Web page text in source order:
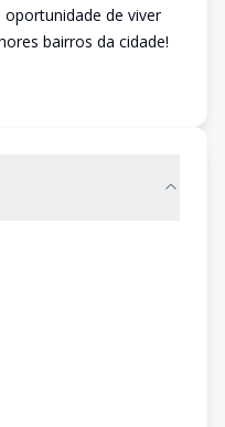
de viver
bairros da cidade!